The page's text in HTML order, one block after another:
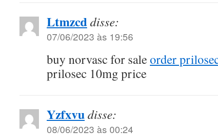
Ltmzcddisse:
07/06/2023 às 19:56
buy norvasc for saleorder
prilosec 10mg price
Yzfxvudisse:
08/06/2023 às 00:24